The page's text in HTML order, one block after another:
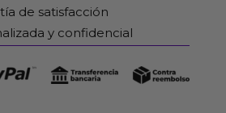
de satisfacción
y confidencial